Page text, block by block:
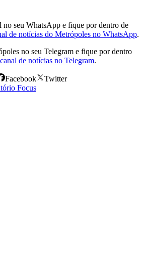
no seu WhatsApp e fique por dentro de
de notícias do Metrópoles no WhatsApp.
no seu Telegram e fique por dentro
canal de notícias no Telegram.
Facebook
Twitter
Focus